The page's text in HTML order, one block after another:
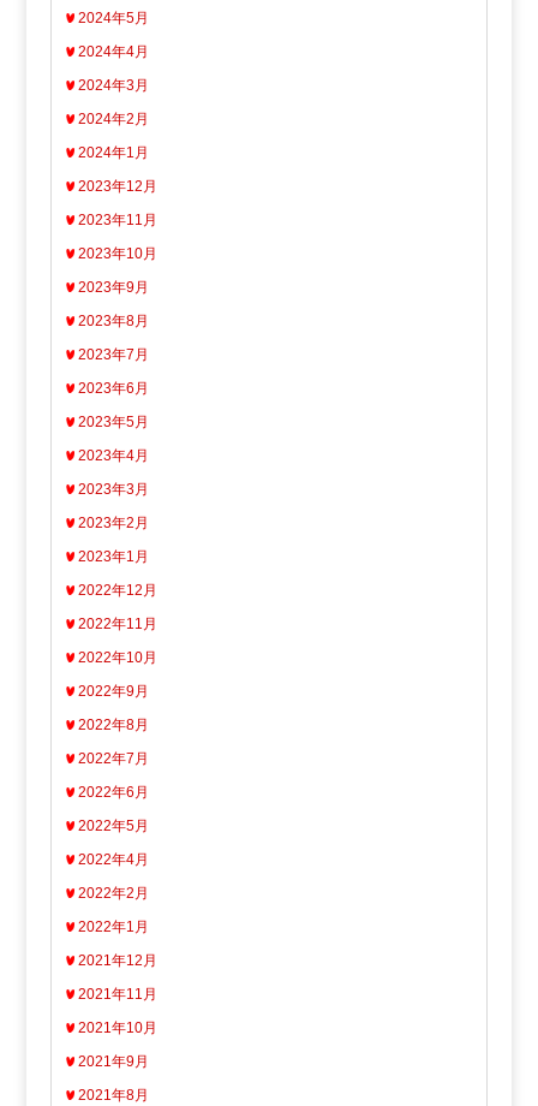
2024年5月
2024年4月
2024年3月
2024年2月
2024年1月
2023年12月
2023年11月
2023年10月
2023年9月
2023年8月
2023年7月
2023年6月
2023年5月
2023年4月
2023年3月
2023年2月
2023年1月
2022年12月
2022年11月
2022年10月
2022年9月
2022年8月
2022年7月
2022年6月
2022年5月
2022年4月
2022年2月
2022年1月
2021年12月
2021年11月
2021年10月
2021年9月
2021年8月